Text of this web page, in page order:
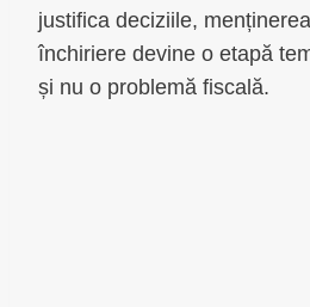
justifica deciziile,
închiriere devine o etapă
și nu o problemă fiscală.